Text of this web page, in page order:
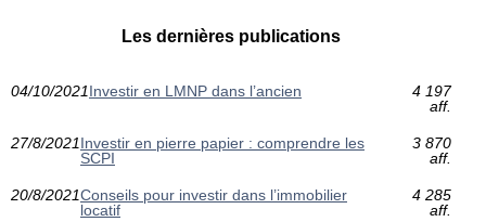
Les dernières publications
04/10/2021Investir en LMNP dans l’ancien
4 197
aff.
27/8/2021Investir en pierre papier : comprendre les
SCPI
3 870
aff.
20/8/2021Conseils pour investir dans l’immobilier
locatif
4 285
aff.